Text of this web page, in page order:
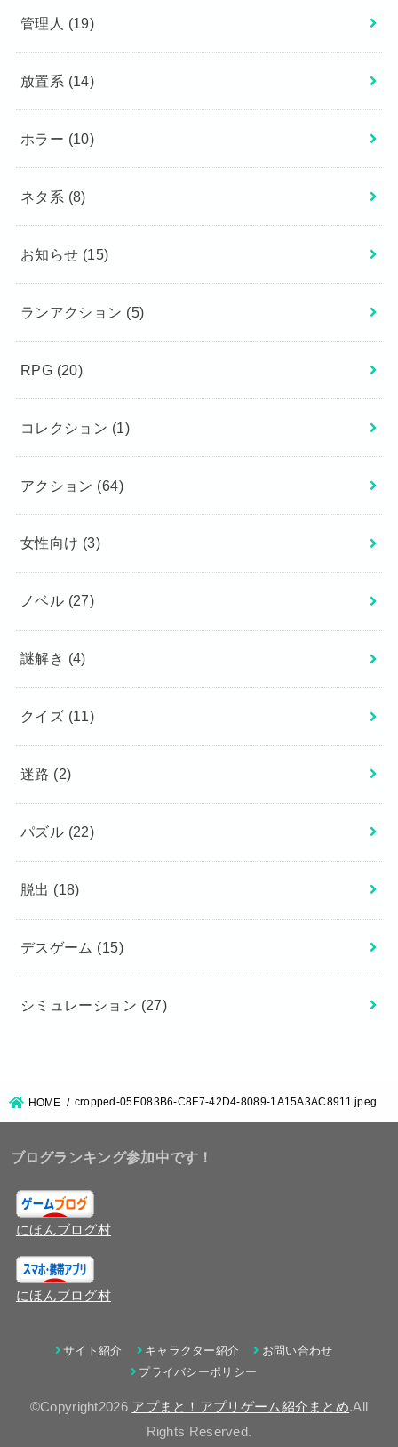
管理人 (19)
放置系 (14)
ホラー (10)
ネタ系 (8)
お知らせ (15)
ランアクション (5)
RPG (20)
コレクション (1)
アクション (64)
女性向け (3)
ノベル (27)
謎解き (4)
クイズ (11)
迷路 (2)
パズル (22)
脱出 (18)
デスゲーム (15)
シミュレーション (27)
HOME cropped-05E083B6-C8F7-42D4-8089-1A15A3AC8911.jpeg
ブログランキング参加中です！
にほんブログ村
にほんブログ村
サイト紹介 キャラクター紹介
お問い合わせ
プライバシーポリシー
©Copyright2026 アプまと！アプリゲーム紹介まとめ.All
Rights Reserved.